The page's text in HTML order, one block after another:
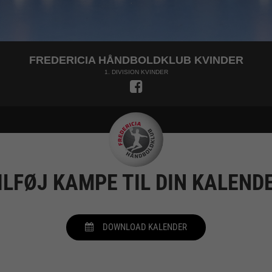
FREDERICIA HÅNDBOLDKLUB KVINDER
1. DIVISION KVINDER
KAMPE TIL DIN
DOWNLOAD KALENDER